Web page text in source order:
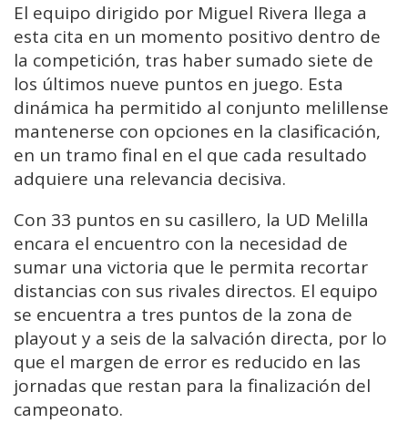
El equipo dirigido por Miguel Rivera llega a
esta cita en un momento positivo dentro de
la competición, tras haber sumado siete de
los últimos nueve puntos en juego. Esta
dinámica ha permitido al conjunto melillense
mantenerse con opciones en la clasificación,
en un tramo final en el que cada resultado
adquiere una relevancia decisiva.
Con 33 puntos en su casillero, la UD Melilla
encara el encuentro con la necesidad de
sumar una victoria que le permita recortar
distancias con sus rivales directos. El equipo
se encuentra a tres puntos de la zona de
playout y a seis de la salvación directa, por lo
que el margen de error es reducido en las
jornadas que restan para la finalización del
campeonato.